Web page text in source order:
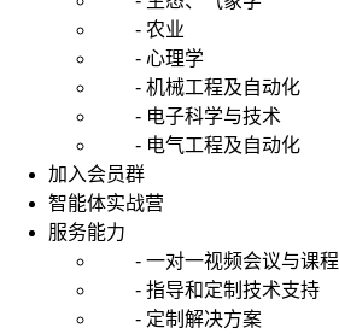
- 农业
- 心理学
- 机械工程及自动化
- 电子科学与技术
- 电气工程及自动化
加入会员群
智能体实战营
服务能力
- 一对一视频会议与课程
- 指导和定制技术支持
- 定制解决方案